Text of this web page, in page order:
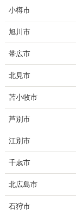
小樽市
旭川市
帯広市
北見市
苫小牧市
芦別市
江別市
千歳市
北広島市
石狩市